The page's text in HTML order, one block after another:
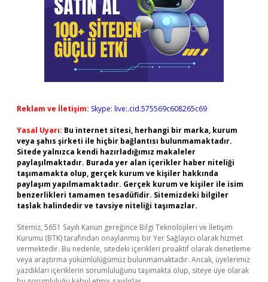
Reklam ve İletişim: Skype: live:.cid.575569c608265c69
Yasal Uyarı: Bu internet sitesi, herhangi bir marka, kurum
veya şahıs şirketi ile hiçbir bağlantısı bulunmamaktadır.
Sitede yalnızca kendi hazırladığımız makaleler
paylaşılmaktadır. Burada yer alan içerikler haber niteliği
taşımamakta olup, gerçek kurum ve kişiler hakkında
paylaşım yapılmamaktadır. Gerçek kurum ve kişiler ile isim
benzerlikleri tamamen tesadüfidir. Sitemizdeki bilgiler
taslak halindedir ve tavsiye niteliği taşımazlar.
Sitemiz, 5651 Sayılı Kanun gereğince Bilgi Teknolojileri ve İletişim
Kurumu (BTK) tarafından onaylanmış bir Yer Sağlayıcı olarak hizmet
vermektedir. Bu nedenle, sitedeki içerikleri proaktif olarak denetleme
veya araştırma yükümlülüğümüz bulunmamaktadır. Ancak, üyelerimiz
yazdıkları içeriklerin sorumluluğunu taşımakta olup, siteye üye olarak